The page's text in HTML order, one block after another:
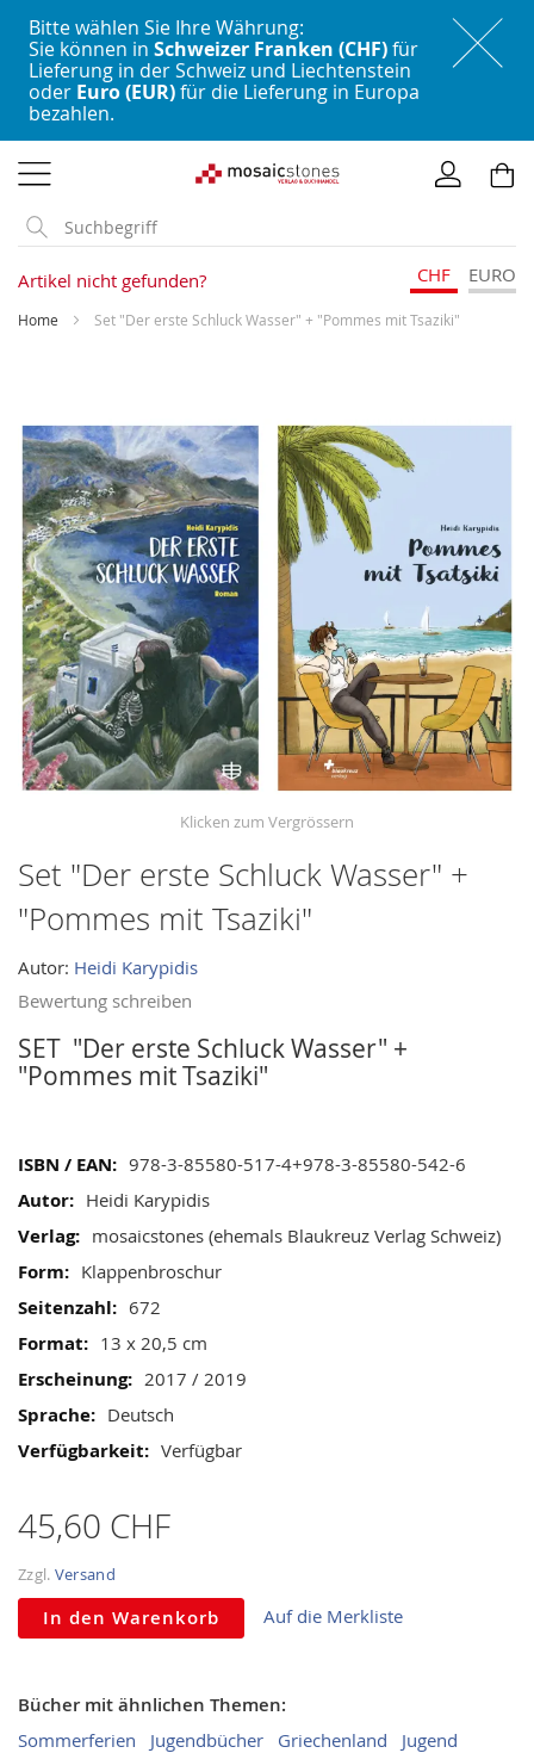
Bitte wählen Sie Ihre Währung:
Sie können in Schweizer Franken (CHF)für
Lieferung in der Schweiz und Liechtenstein
oder Euro (EUR)für die Lieferung in Europa
bezahlen.
zum
Inhalt
Artikel nicht gefunden? CHF EURO
Home Set "Der erste Schluck Wasser" + "Pommes mit Tsaziki"
Set "Der erste Schluck Wasser" +
"Pommes mit Tsaziki"
Autor: Heidi Karypidis
Bewertung schreiben
SET "Der erste Schluck Wasser" +
"Pommes mit Tsaziki"
Mehr
Informationen
978-3-85580-517-4+978-3-85580-542-6
Heidi Karypidis
mosaicstones (ehemals Blaukreuz Verlag Schweiz)
Klappenbroschur
672
13 x 20,5 cm
2017 / 2019
Deutsch
Verfügbar
45,60 CHF
Zzgl. Versand
In den Warenkorb Auf die Merkliste
Bücher mit ähnlichen Themen:
Sommerferien Jugendbücher Griechenland
Jugend
the
end
of
the
images
gallery
Skip
the
the
images
gallery